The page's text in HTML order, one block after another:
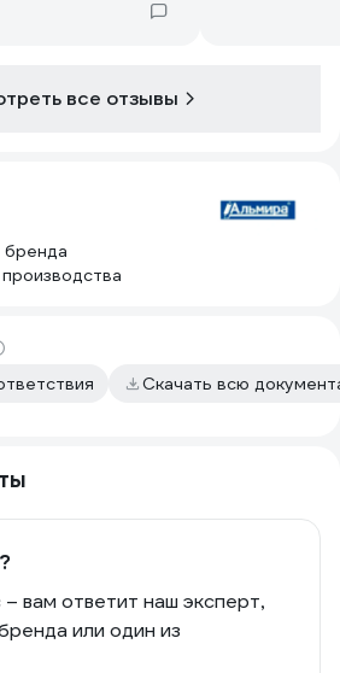
все отзывы
Скачать всю
вам ответит наш эксперт,
или один из